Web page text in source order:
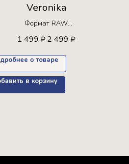
Veronika
Формат RAW
для покупки только 30 раз +
пресет в подарок
1 499 ₽2 499₽
о товаре
в корзину